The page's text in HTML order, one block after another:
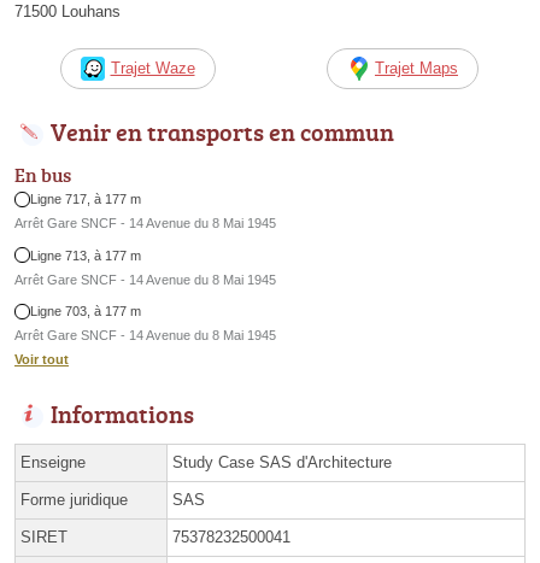
71500 Louhans
Trajet Waze Trajet Maps
Venir en transports en commun
En bus
Ligne 717, à 177 m
Arrêt Gare SNCF - 14 Avenue du 8 Mai 1945
Ligne 713, à 177 m
Arrêt Gare SNCF - 14 Avenue du 8 Mai 1945
Ligne 703, à 177 m
Arrêt Gare SNCF - 14 Avenue du 8 Mai 1945
Voir tout
Informations
Enseigne Study Case SAS d'Architecture
Forme juridique SAS
SIRET 75378232500041